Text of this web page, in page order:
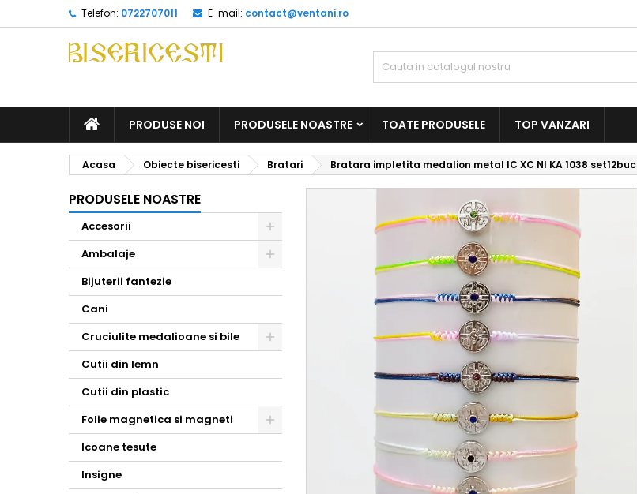
Telefon: 0722707011 E-mail: contact@ventani.ro
ACASAPRODUSE NOI PRODUSELE NOASTRE TOATE PRODUSELE TOP VANZARI
Acasa Obiecte bisericesti Bratari Bratara impletita medalion metal IC XC NI KA 1038 set12buc
PRODUSELE NOASTRE
Accesorii
Ambalaje
Bijuterii fantezie
Cani
Cruciulite medalioane si bile
Cutii din lemn
Cutii din plastic
Folie magnetica si magneti
Icoane tesute
Insigne